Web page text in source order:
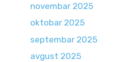
novembar 2025
oktobar 2025
septembar 2025
avgust 2025